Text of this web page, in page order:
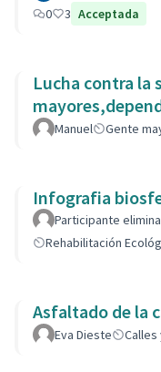
0
3 Acceptada
Lucha contra la
Manuel Gente
Infografia
Participante
Rehabilitación
Asfaltado de la
Eva Dieste Calles